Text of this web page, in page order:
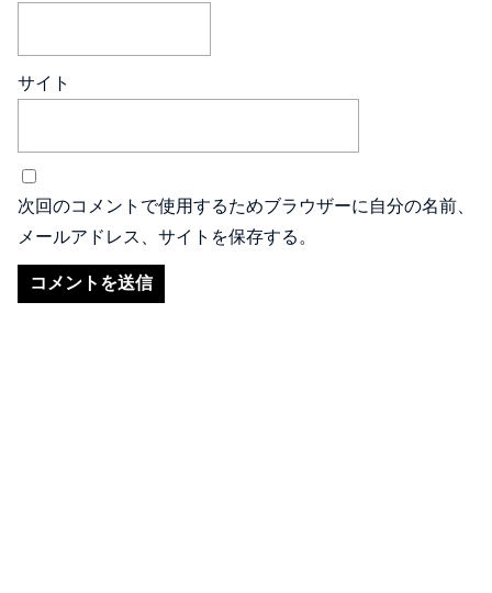
サイト
次回のコメントで使用するためブラウザーに自分の名前、
メールアドレス、サイトを保存する。